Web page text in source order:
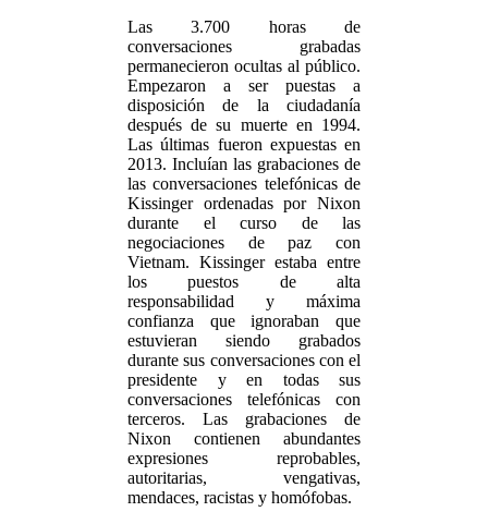
Las 3.700 horas de
conversaciones grabadas
permanecieron ocultas al público.
Empezaron a ser puestas a
disposición de la ciudadanía
después de su muerte en 1994.
Las últimas fueron expuestas en
2013. Incluían las grabaciones de
las conversaciones telefónicas de
Kissinger ordenadas por Nixon
durante el curso de las
negociaciones de paz con
Vietnam. Kissinger estaba entre
los puestos de alta
responsabilidad y máxima
confianza que ignoraban que
estuvieran siendo grabados
durante sus conversaciones con el
presidente y en todas sus
conversaciones telefónicas con
terceros. Las grabaciones de
Nixon contienen abundantes
expresiones reprobables,
autoritarias, vengativas,
mendaces, racistas y homófobas.